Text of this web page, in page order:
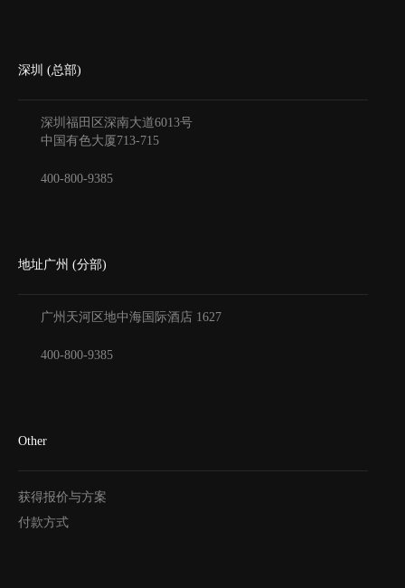
深圳 (总部)
深圳福田区深南大道6013号
中国有色大厦713-715
400-800-9385
地址广州 (分部)
广州天河区地中海国际酒店 1627
400-800-9385
Other
获得报价与方案
付款方式